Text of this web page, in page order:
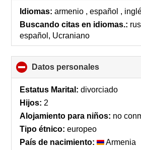
Idiomas: armenio , español ,
Buscando citas en idiomas.:
español, Ucraniano
Datos personales
to
collapse
Estatus Marital: divorciado
Hijos: 2
Alojamiento para niños: no
Tipo étnico: europeo
País de nacimiento:
Armenia